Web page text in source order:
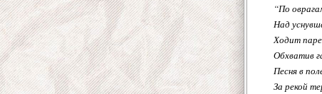
“По
Над
Ходит
Обхватив
Песня в
За рекой